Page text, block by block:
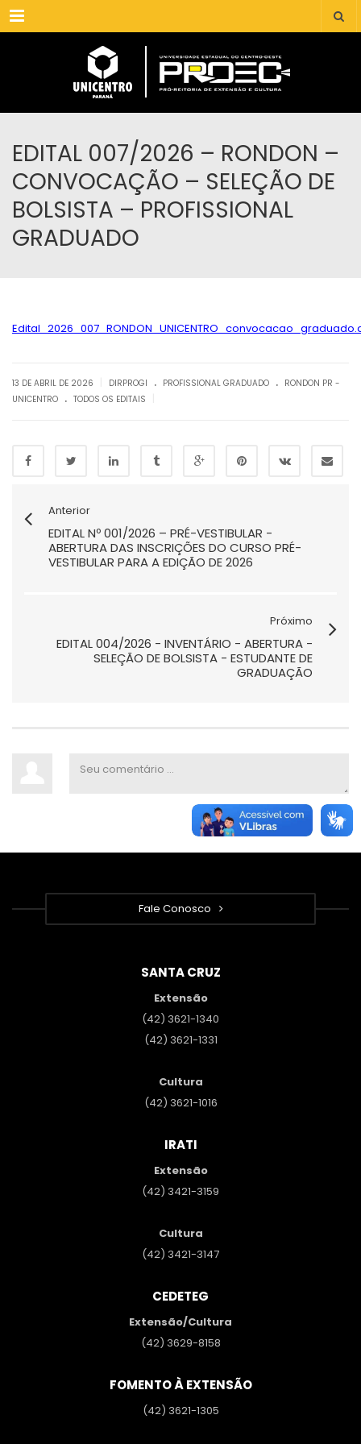
Menu
EDITAL 007/2026 – RONDON –
CONVOCAÇÃO – SELEÇÃO DE
BOLSISTA – PROFISSIONAL
GRADUADO
13 DE ABRIL DE 2026 DIRPROGI . PROFISSIONAL GRADUADO . RONDON PR -
UNICENTRO . TODOS OS EDITAIS
Anterior
EDITAL Nº 001/2026 – PRÉ-VESTIBULAR -
ABERTURA DAS INSCRIÇÕES DO CURSO PRÉ-
VESTIBULAR PARA A EDIÇÃO DE 2026
Próximo
EDITAL 004/2026 - INVENTÁRIO - ABERTURA -
SELEÇÃO DE BOLSISTA - ESTUDANTE DE
GRADUAÇÃO
Fale Conosco
SANTA CRUZ
Extensão
(42) 3621-1340
(42) 3621-1331
Cultura
(42) 3621-1016
IRATI
Extensão
(42) 3421-3159
Cultura
(42) 3421-3147
CEDETEG
Extensão/Cultura
(42) 3629-8158
FOMENTO À EXTENSÃO
(42) 3621-1305